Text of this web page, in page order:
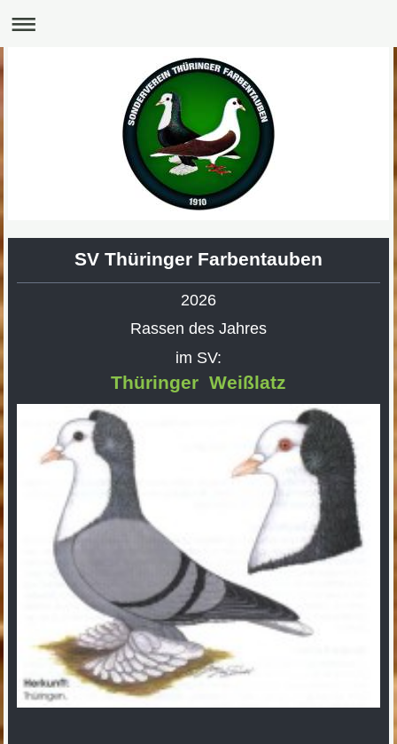
SV Thüringer Farbentauben
2026
Rassen des Jahres
im SV:
Thüringer Weißlatz